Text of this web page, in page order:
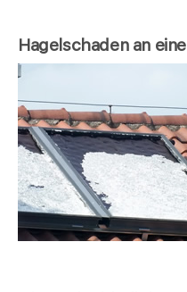
Hagelschaden an